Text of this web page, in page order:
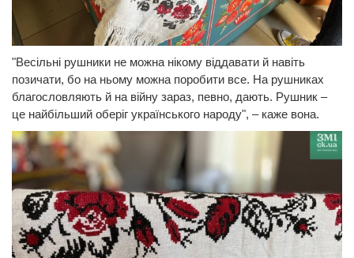
"Весільні рушники не можна нікому віддавати й навіть
позичати, бо на ньому можна поробити все. На рушниках
благословляють й на війну зараз, певно, дають. Рушник –
це найбільший оберіг українського народу", – каже вона.